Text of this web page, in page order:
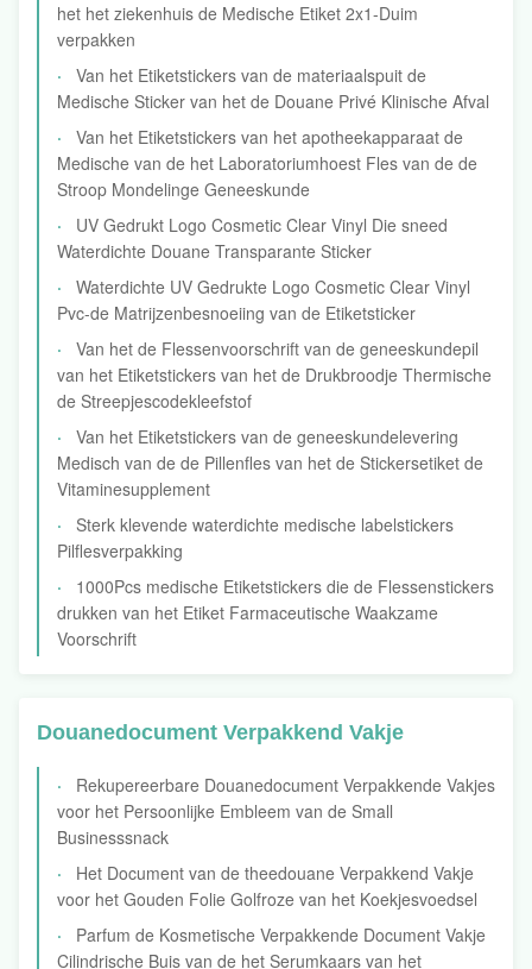
het het ziekenhuis de Medische Etiket 2x1-Duim
verpakken
Van het Etiketstickers van de materiaalspuit de
Medische Sticker van het de Douane Privé Klinische Afval
Van het Etiketstickers van het apotheekapparaat de
Medische van de het Laboratoriumhoest Fles van de de
Stroop Mondelinge Geneeskunde
UV Gedrukt Logo Cosmetic Clear Vinyl Die sneed
Waterdichte Douane Transparante Sticker
Waterdichte UV Gedrukte Logo Cosmetic Clear Vinyl
Pvc-de Matrijzenbesnoeiing van de Etiketsticker
Van het de Flessenvoorschrift van de geneeskundepil
van het Etiketstickers van het de Drukbroodje Thermische
de Streepjescodekleefstof
Van het Etiketstickers van de geneeskundelevering
Medisch van de de Pillenfles van het de Stickersetiket de
Vitaminesupplement
Sterk klevende waterdichte medische labelstickers
Pilflesverpakking
1000Pcs medische Etiketstickers die de Flessenstickers
drukken van het Etiket Farmaceutische Waakzame
Voorschrift
Douanedocument Verpakkend Vakje
Rekupereerbare Douanedocument Verpakkende Vakjes
voor het Persoonlijke Embleem van de Small
Businesssnack
Het Document van de theedouane Verpakkend Vakje
voor het Gouden Folie Golfroze van het Koekjesvoedsel
Parfum de Kosmetische Verpakkende Document Vakje
Cilindrische Buis van de het Serumkaars van het